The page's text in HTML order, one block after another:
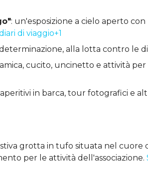
: un'esposizione a cielo aperto
di viaggio+1
alla lotta contro le
cucito, uncinetto e attività
in barca, tour fotografici e
grotta in tufo situata nel
per le attività dell'associazione.